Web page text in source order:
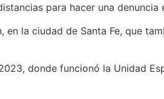
para hacer una denuncia
la ciudad de Santa Fe, que
donde funcionó la Unidad